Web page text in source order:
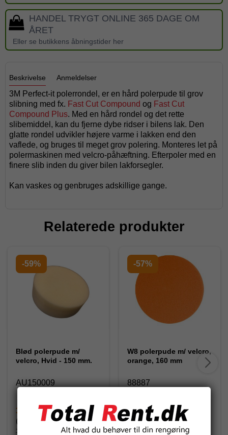
HANDEL TRYGT ONLINE 365 DAGE OM
ÅRET
Eller se butikkens åbningstider her
Beskrivelse Anmeldelser
3M Perfect-it polerrondel, er en hård polerpude til grov
slibning med fx. Fast Cut Compound og Fast Cut
Compound Plus. Med en hård rondel og det rette
slibemiddel, kan du fjerne dybe ridser i bilens lak. Den
glatte rondel udvikler højere varme i lakken end den
vaflede, og bruges til meget grov polering. Monteres let på
polermaskinen med velcro-påhæftning. Efterpoler med en
finere slib inden du giver bilen lakforsegler.
Kan vaskes og genbruges adskillige gange.
Relaterede produkter
-59%
Blød polerpude m/
velcro, Hvid - 150 mm.
AU150009
73,75 DKK
30,00 DKK
(inkl. moms)
-57%
W8 polerpude m/ velcro,
orange, 160 mm
88887
142,50 DKK
61,25 DKK
(inkl. moms)